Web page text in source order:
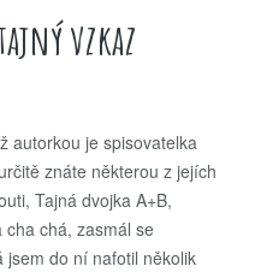
vzkaz
autorkou je spisovatelka
znáte některou z jejích
Tajná dvojka A+B,
chá, zasmál se
jsem do ní nafotil několik